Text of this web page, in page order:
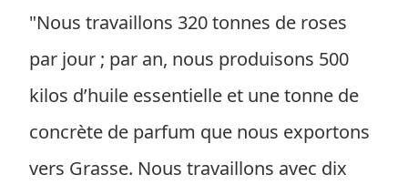
"Nous travaillons 320 tonnes de roses
par jour ; par an, nous produisons 500
kilos d’huile essentielle et une tonne de
concrète de parfum que nous exportons
vers Grasse. Nous travaillons avec dix